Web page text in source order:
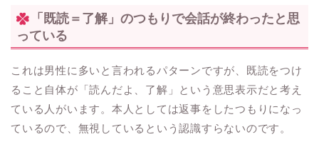
「既読＝了解」のつもりで会話が終わったと思
っている
これは男性に多いと言われるパターンですが、既読をつけ
ること自体が「読んだよ、了解」という意思表示だと考え
ている人がいます。本人としては返事をしたつもりになっ
ているので、無視しているという認識すらないのです。